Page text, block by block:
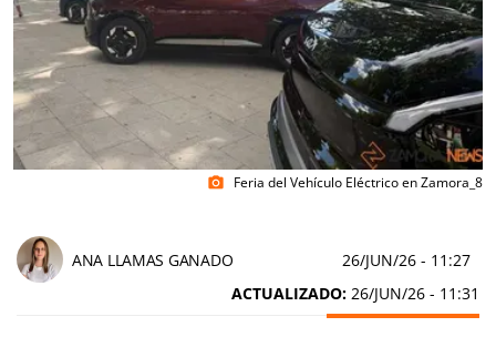
photo_camera Feria del Vehículo Eléctrico en Zamora_8
ANA LLAMAS GANADO 26/JUN/26 - 11:27
ACTUALIZADO: 26/JUN/26 - 11:31